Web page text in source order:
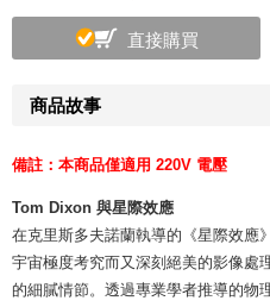
商品故事
備註：本商品僅適用 220V 電壓
Tom Dixon 與星際效應
在克里斯多夫諾蘭執導的《星際效應
宇宙極度考究而又深刻絕美的影像處
的細膩情節。透過專業學者推導的物
直接購買